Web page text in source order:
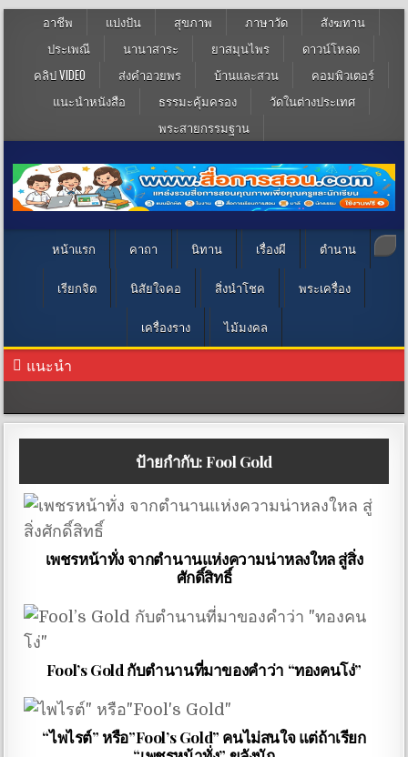
อาชีพ แบ่งปัน สุขภาพ ภาษาวัด
สังฆทาน
ประเพณี
นานาสาระ ยาสมุนไพร
ดาวน์โหลด
คลิป VIDEO
ส่งคำอวยพร บ้านและสวน
คอมพิวเตอร์
แนะนำหนังสือ
ธรรมะคุ้มครอง
วัดในต่างประเทศ
พระสายกรรมฐาน
หน้าแรก คาถา นิทาน เรื่องผี ตำนาน
เรียกจิต นิสัยใจคอ สิ่งนำโชค พระเครื่อง
เครื่องราง ไม้มงคล
แนะนำ
ป้ายกำกับ: Fool Gold
เพชรหน้าทั่ง จากตำนานแห่งความน่าหลงใหล สู่สิ่ง
ศักดิ์สิทธิ์
Fool’s Gold กับตำนานที่มาของคำว่า “ทองคนโง่”
“ไพไรต์” หรือ”Fool’s Gold” คนไม่สนใจ แต่ถ้าเรียก